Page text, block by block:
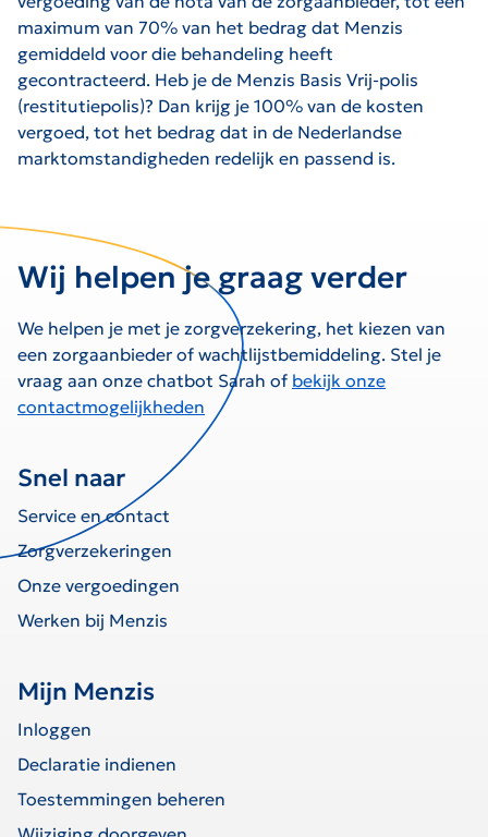
maximum van 70% van het bedrag dat Menzis
gemiddeld voor die behandeling heeft
gecontracteerd. Heb je de Menzis Basis Vrij-polis
(restitutiepolis)? Dan krijg je 100% van de kosten
vergoed, tot het bedrag dat in de Nederlandse
marktomstandigheden redelijk en passend is.
Wij helpen je graag verder
We helpen je met je zorgverzekering, het kiezen van
een zorgaanbieder of wachtlijstbemiddeling. Stel je
vraag aan onze chatbot Sarah of bekijk onze
contactmogelijkheden
Snel naar
Service en contact
Zorgverzekeringen
Onze vergoedingen
Werken bij Menzis
Mijn Menzis
Inloggen
Declaratie indienen
Toestemmingen beheren